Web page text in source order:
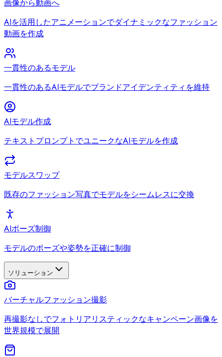
画像から動画へ
AIを活用したアニメーションでダイナミックなファッション
動画を作成
一貫性のあるモデル
一貫性のあるAIモデルでブランドアイデンティティを維持
AIモデル作成
テキストプロンプトでユニークなAIモデルを作成
モデルスワップ
既存のファッション写真でモデルをシームレスに交換
AIポーズ制御
モデルのポーズや姿勢を正確に制御
ソリューション
バーチャルファッション撮影
再撮影なしでフォトリアリスティックなキャンペーン画像を
世界規模で展開